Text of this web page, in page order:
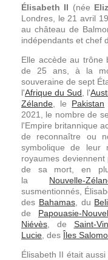
Élisabeth II (née
Londres, le 21 avril
au château de
indépendants et chef
Elle accède au trône
de 25 ans, à la
souveraine de sept
l'Afrique du Sud , l'
Zélande , le Pakistan
2021, le nombre de
l'Empire britannique
de reconnaître ou
symbolique de leur
royaumes
de sa mort, en
la Nouvelle-
susmentionnés,
des Bahamas, du
de Papouasie-
Niévès , de Saint-
Lucie , des Îles
Élisabeth II était